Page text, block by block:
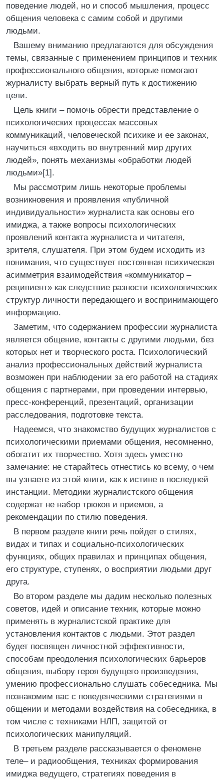
поведение людей, но и способ мышления, процесс
общения человека с самим собой и другими
людьми.
Вашему вниманию предлагаются для обсуждения
темы, связанные с применением принципов и техник
профессионального общения, которые помогают
журналисту выбрать верный путь к достижению
цели.
Цель книги – помочь обрести представление о
психологических процессах массовых
коммуникаций, человеческой психике и ее законах,
научиться «входить во внутренний мир других
людей», понять механизмы «обработки людей
людьми»[1].
Мы рассмотрим лишь некоторые проблемы
возникновения и проявления «публичной
индивидуальности» журналиста как основы его
имиджа, а также вопросы психологических
проявлений контакта журналиста и читателя,
зрителя, слушателя. При этом будем исходить из
понимания, что существует постоянная психическая
асимметрия взаимодействия «коммуникатор –
реципиент» как следствие разности психологических
структур личности передающего и воспринимающего
информацию.
Заметим, что содержанием профессии журналиста
является общение, контакты с другими людьми, без
которых нет и творческого роста. Психологический
анализ профессиональных действий журналиста
возможен при наблюдении за его работой на стадиях
общения с партнерами, при проведении интервью,
пресс-конференций, презентаций, организации
расследования, подготовке текста.
Надеемся, что знакомство будущих журналистов с
психологическими приемами общения, несомненно,
обогатит их творчество. Хотя здесь уместно
замечание: не старайтесь отнестись ко всему, о чем
вы узнаете из этой книги, как к истине в последней
инстанции. Методики журналистского общения
содержат не набор трюков и приемов, а
рекомендации по стилю поведения.
В первом разделе книги речь пойдет о стилях,
видах и типах и социально-психологических
функциях, общих правилах и принципах общения,
его структуре, ступенях, о восприятии людьми друг
друга.
Во втором разделе мы дадим несколько полезных
советов, идей и описание техник, которые можно
применять в журналистской практике для
установления контактов с людьми. Этот раздел
будет посвящен личностной эффективности,
способам преодоления психологических барьеров
общения, выбору героя будущего произведения,
умению профессионально слушать собеседника. Мы
познакомим вас с поведенческими стратегиями в
общении и методами воздействия на собеседника, в
том числе с техниками НЛП, защитой от
психологических манипуляций.
В третьем разделе рассказывается о феномене
теле– и радиообщения, техниках формирования
имиджа ведущего, стратегиях поведения в